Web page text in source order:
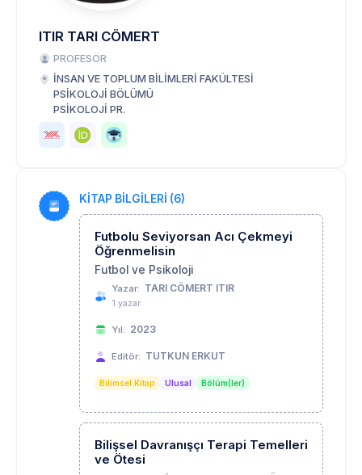
ITIR TARI CÖMERT
PROFESÖR
İNSAN VE TOPLUM BİLİMLERİ FAKÜLTESİ
PSİKOLOJİ BÖLÜMÜ
PSİKOLOJİ PR.
KİTAP BİLGİLERİ (6)
Futbolu Seviyorsan Acı Çekmeyi
Öğrenmelisin
Futbol ve Psikoloji
Yazar: TARI CÖMERT ITIR
1 yazar
Yıl: 2023
Editör: TUTKUN ERKUT
Bilimsel Kitap Ulusal Bölüm(ler)
Bilişsel Davranışçı Terapi Temelleri
ve Ötesi